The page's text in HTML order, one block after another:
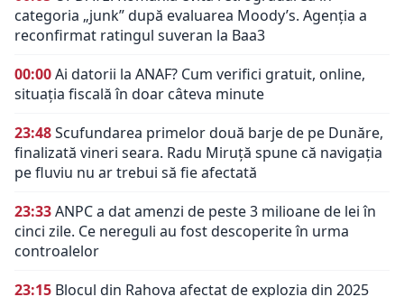
categoria „junk” după evaluarea Moody’s. Agenția a
reconfirmat ratingul suveran la Baa3
00:00Ai datorii la ANAF? Cum verifici gratuit, online,
situația fiscală în doar câteva minute
23:48Scufundarea primelor două barje de pe Dunăre,
finalizată vineri seara. Radu Miruță spune că navigația
pe fluviu nu ar trebui să fie afectată
23:33ANPC a dat amenzi de peste 3 milioane de lei în
cinci zile. Ce nereguli au fost descoperite în urma
controalelor
23:15 Blocul din Rahova afectat de explozia din 2025